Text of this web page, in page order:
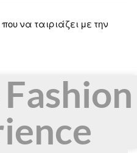
να ταιριάζει με την